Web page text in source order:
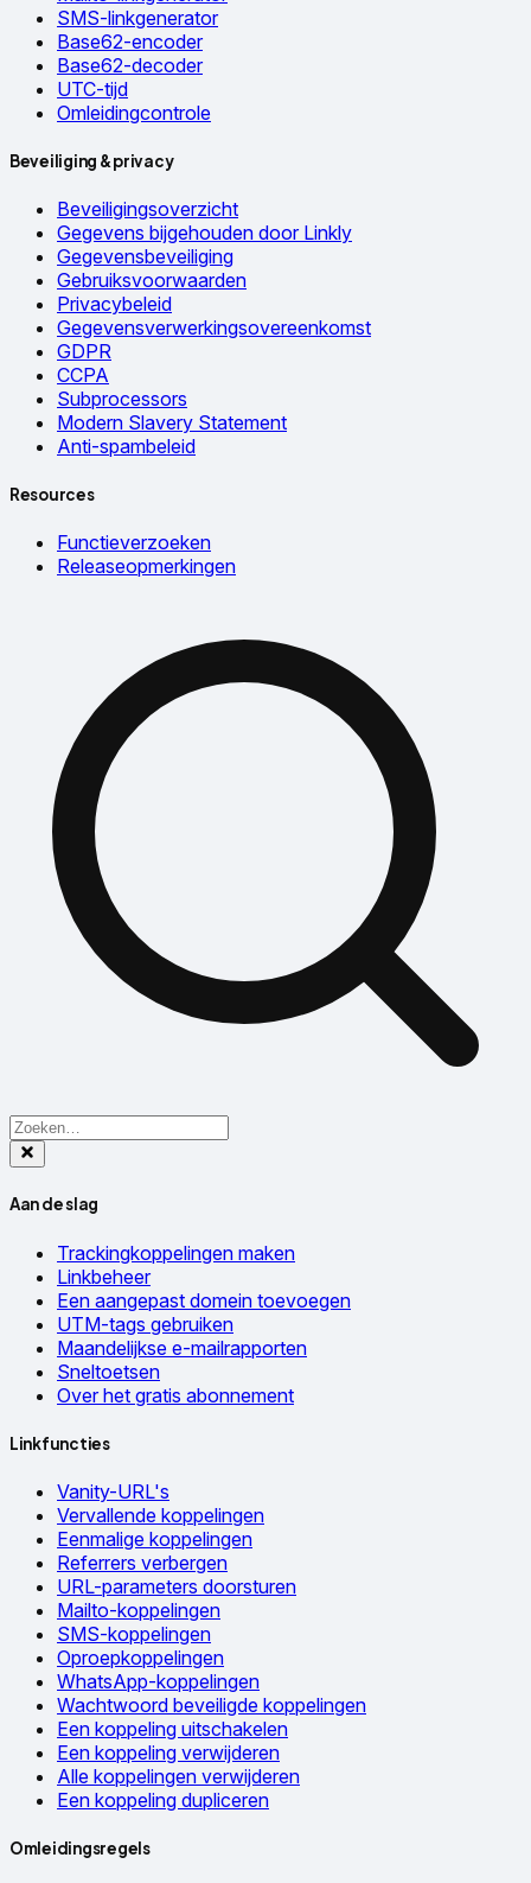
SMS-linkgenerator
Base62-encoder
Base62-decoder
UTC-tijd
Omleidingcontrole
Beveiliging & privacy
Beveiligingsoverzicht
Gegevens bijgehouden door Linkly
Gegevensbeveiliging
Gebruiksvoorwaarden
Privacybeleid
Gegevensverwerkingsovereenkomst
GDPR
CCPA
Subprocessors
Modern Slavery Statement
Anti-spambeleid
Resources
Functieverzoeken
Releaseopmerkingen
Aan de slag
Trackingkoppelingen maken
Linkbeheer
Een aangepast domein toevoegen
UTM-tags gebruiken
Maandelijkse e-mailrapporten
Sneltoetsen
Over het gratis abonnement
Linkfuncties
Vanity-URL's
Vervallende koppelingen
Eenmalige koppelingen
Referrers verbergen
URL-parameters doorsturen
Mailto-koppelingen
SMS-koppelingen
Oproepkoppelingen
WhatsApp-koppelingen
Wachtwoord beveiligde koppelingen
Een koppeling uitschakelen
Een koppeling verwijderen
Alle koppelingen verwijderen
Een koppeling dupliceren
Omleidingsregels